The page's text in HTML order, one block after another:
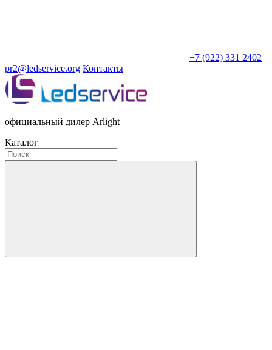
+7 (922) 331 2402
pr2@ledservice.org Контакты
официальный дилер Arlight
Каталог